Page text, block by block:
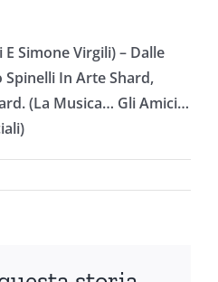
Simone Virgili) – Dalle
Spinelli In Arte Shard,
(La Musica… Gli Amici…